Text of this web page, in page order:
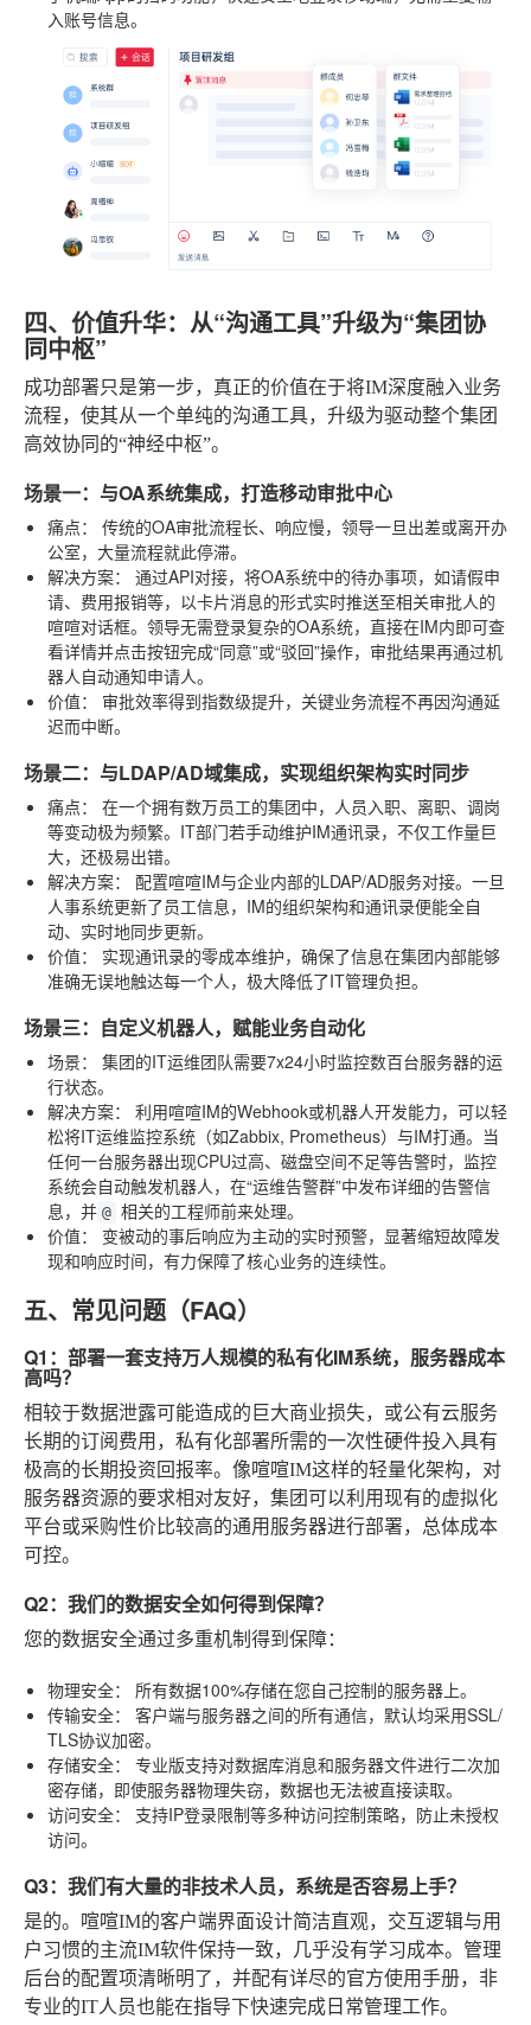
入账号信息。
四、价值升华：从“沟通工具”升级为“集团协
同中枢”
成功部署只是第一步，真正的价值在于将IM深度融入业务
流程，使其从一个单纯的沟通工具，升级为驱动整个集团
高效协同的“神经中枢”。
场景一：与OA系统集成，打造移动审批中心
痛点：
传统的OA审批流程长、响应慢，领导一旦出差或离开办
公室，大量流程就此停滞。
解决方案：
通过API对接，将OA系统中的待办事项，如请假申
请、费用报销等，以卡片消息的形式实时推送至相关审批人的
喧喧对话框。领导无需登录复杂的OA系统，直接在IM内即可查
看详情并点击按钮完成“同意”或“驳回”操作，审批结果再通过机
器人自动通知申请人。
价值：
审批效率得到指数级提升，关键业务流程不再因沟通延
迟而中断。
场景二：与LDAP/AD域集成，实现组织架构实时同步
痛点：
在一个拥有数万员工的集团中，人员入职、离职、调岗
等变动极为频繁。IT部门若手动维护IM通讯录，不仅工作量巨
大，还极易出错。
解决方案：
配置喧喧IM与企业内部的LDAP/AD服务对接。一旦
人事系统更新了员工信息，IM的组织架构和通讯录便能全自
动、实时地同步更新。
价值：
实现通讯录的零成本维护，确保了信息在集团内部能够
准确无误地触达每一个人，极大降低了IT管理负担。
场景三：自定义机器人，赋能业务自动化
场景：
集团的IT运维团队需要7x24小时监控数百台服务器的运
行状态。
解决方案：
利用喧喧IM的Webhook或机器人开发能力，可以轻
松将IT运维监控系统（如Zabbix, Prometheus）与IM打通。当
任何一台服务器出现CPU过高、磁盘空间不足等告警时，监控
系统会自动触发机器人，在“运维告警群”中发布详细的告警信
息，并 @ 相关的工程师前来处理。
价值：
变被动的事后响应为主动的实时预警，显著缩短故障发
现和响应时间，有力保障了核心业务的连续性。
五、常见问题（FAQ）
Q1：部署一套支持万人规模的私有化IM系统，服务器成本
高吗？
相较于数据泄露可能造成的巨大商业损失，或公有云服务
长期的订阅费用，私有化部署所需的一次性硬件投入具有
极高的长期投资回报率。像喧喧IM这样的轻量化架构，对
服务器资源的要求相对友好，集团可以利用现有的虚拟化
平台或采购性价比较高的通用服务器进行部署，总体成本
可控。
Q2：我们的数据安全如何得到保障？
您的数据安全通过多重机制得到保障：
物理安全：
所有数据100%存储在您自己控制的服务器上。
传输安全：
客户端与服务器之间的所有通信，默认均采用SSL/
TLS协议加密。
存储安全：
专业版支持对数据库消息和服务器文件进行二次加
密存储，即使服务器物理失窃，数据也无法被直接读取。
访问安全：
支持IP登录限制等多种访问控制策略，防止未授权
访问。
Q3：我们有大量的非技术人员，系统是否容易上手？
是的。喧喧IM的客户端界面设计简洁直观，交互逻辑与用
户习惯的主流IM软件保持一致，几乎没有学习成本。管理
后台的配置项清晰明了，并配有详尽的官方使用手册，非
专业的IT人员也能在指导下快速完成日常管理工作。